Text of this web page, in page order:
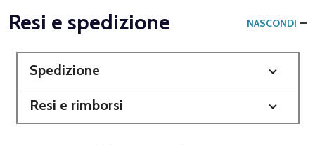
Resi e spedizione NASCONDI
Spedizione
Resi e rimborsi